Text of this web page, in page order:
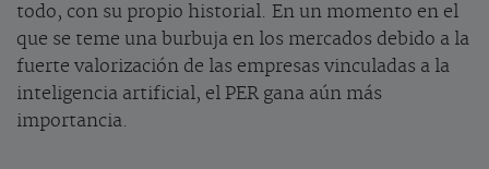
todo, con su propio historial. En un momento en el
que se teme una burbuja en los mercados debido a la
fuerte valorización de las empresas vinculadas a la
inteligencia artificial, el PER gana aún más
importancia.